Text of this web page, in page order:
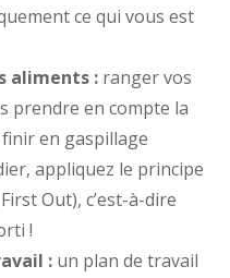
ce qui vous est
aliments : ranger vos
prendre en compte la
en gaspillage
appliquez le principe
Out), c’est-à-dire
!
: un plan de travail